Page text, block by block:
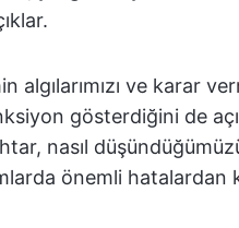
algılarımızı ve karar
gösterdiğini de
nasıl
önemli hatalardan